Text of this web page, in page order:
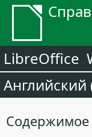
LibreOffice
Содержимое